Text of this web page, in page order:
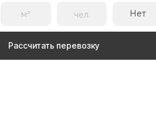
Нет
Рассчитать перевозку